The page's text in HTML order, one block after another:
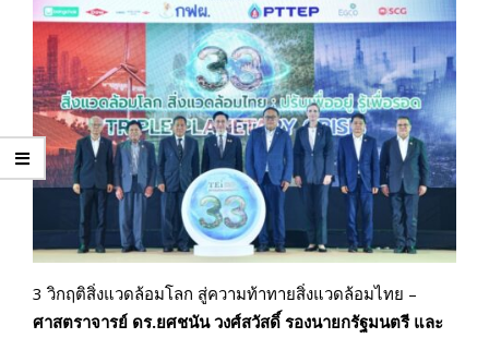
3 วิกฤติสิ่งแวดล้อมโลก สู่ความท้าทายสิ่งแวดล้อมไทย –
ศาสตราจารย์ ดร.ยศชนัน วงศ์สวัสดิ์ รองนายกรัฐมนตรี และ